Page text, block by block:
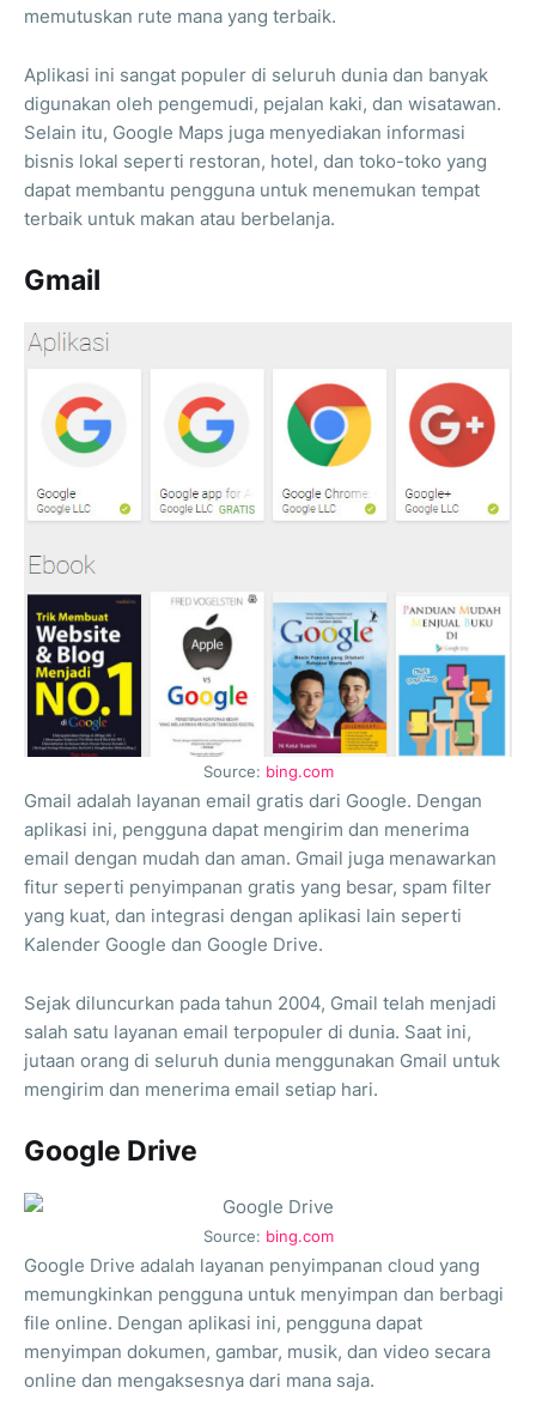
memutuskan rute mana yang terbaik.
Aplikasi ini sangat populer di seluruh dunia dan banyak
digunakan oleh pengemudi, pejalan kaki, dan wisatawan.
Selain itu, Google Maps juga menyediakan informasi
bisnis lokal seperti restoran, hotel, dan toko-toko yang
dapat membantu pengguna untuk menemukan tempat
terbaik untuk makan atau berbelanja.
Gmail
Source: bing.com
Gmail adalah layanan email gratis dari Google. Dengan
aplikasi ini, pengguna dapat mengirim dan menerima
email dengan mudah dan aman. Gmail juga menawarkan
fitur seperti penyimpanan gratis yang besar, spam filter
yang kuat, dan integrasi dengan aplikasi lain seperti
Kalender Google dan Google Drive.
Sejak diluncurkan pada tahun 2004, Gmail telah menjadi
salah satu layanan email terpopuler di dunia. Saat ini,
jutaan orang di seluruh dunia menggunakan Gmail untuk
mengirim dan menerima email setiap hari.
Google Drive
Source: bing.com
Google Drive adalah layanan penyimpanan cloud yang
memungkinkan pengguna untuk menyimpan dan berbagi
file online. Dengan aplikasi ini, pengguna dapat
menyimpan dokumen, gambar, musik, dan video secara
online dan mengaksesnya dari mana saja.